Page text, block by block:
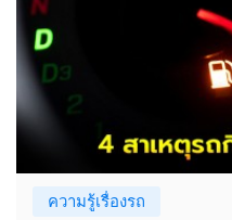
ความรู้เรื่องรถ